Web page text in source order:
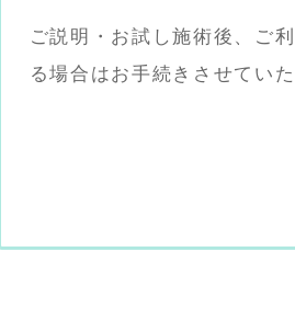
ご説明・お試し施術後、ご
る場合はお手続きさせていた